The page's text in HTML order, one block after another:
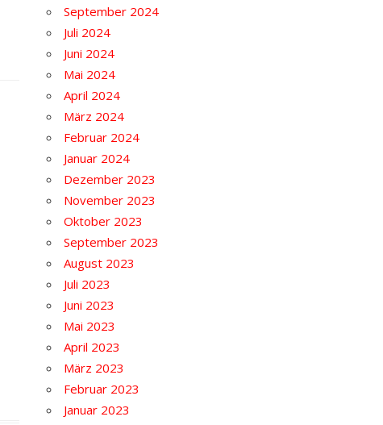
September 2024
Juli 2024
Juni 2024
Mai 2024
April 2024
März 2024
Februar 2024
Januar 2024
Dezember 2023
November 2023
Oktober 2023
September 2023
August 2023
Juli 2023
Juni 2023
Mai 2023
April 2023
März 2023
Februar 2023
Januar 2023